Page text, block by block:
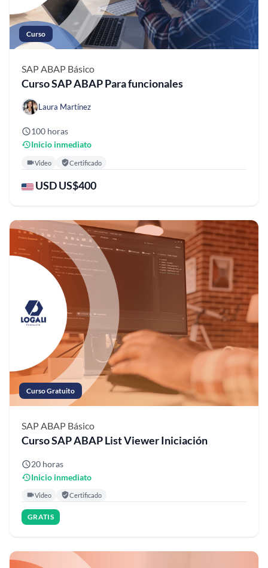
Curso
SAP ABAP Básico
Curso SAP ABAP Para funcionales
Laura Martínez
100 horas
Inicio inmediato
Video Certificado
USD US$400
Curso Gratuito
SAP ABAP Básico
Curso SAP ABAP List Viewer Iniciación
20 horas
Inicio inmediato
Video Certificado
GRATIS